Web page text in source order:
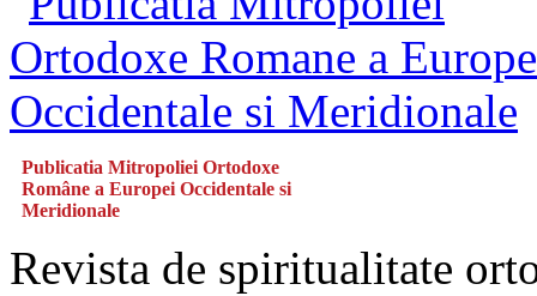
Publicatia Mitropoliei Ortodoxe
Române a Europei Occidentale si
Meridionale
Revista de spiritualitate